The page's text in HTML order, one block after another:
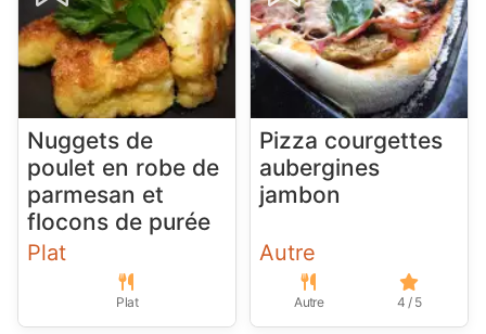
Nuggets de
poulet en robe de
parmesan et
flocons de purée
Plat
Plat
Pizza courgettes
aubergines
jambon
Autre
Autre 4 / 5